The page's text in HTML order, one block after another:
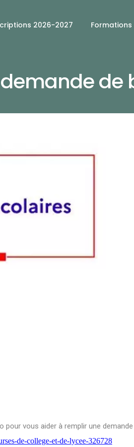
2026-2027 Formations
de
pour vous aider à remplir une
de-college-et-de-lycee-326728